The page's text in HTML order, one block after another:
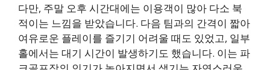
다만, 주말 오후 시간대에는 이용객이 많아 다소 북
적이는 느낌을 받았습니다. 다음 팀과의 간격이 짧아
여유로운 플레이를 즐기기 어려울 때도 있었고, 일부
홀에서는 대기 시간이 발생하기도 했습니다. 이는 파